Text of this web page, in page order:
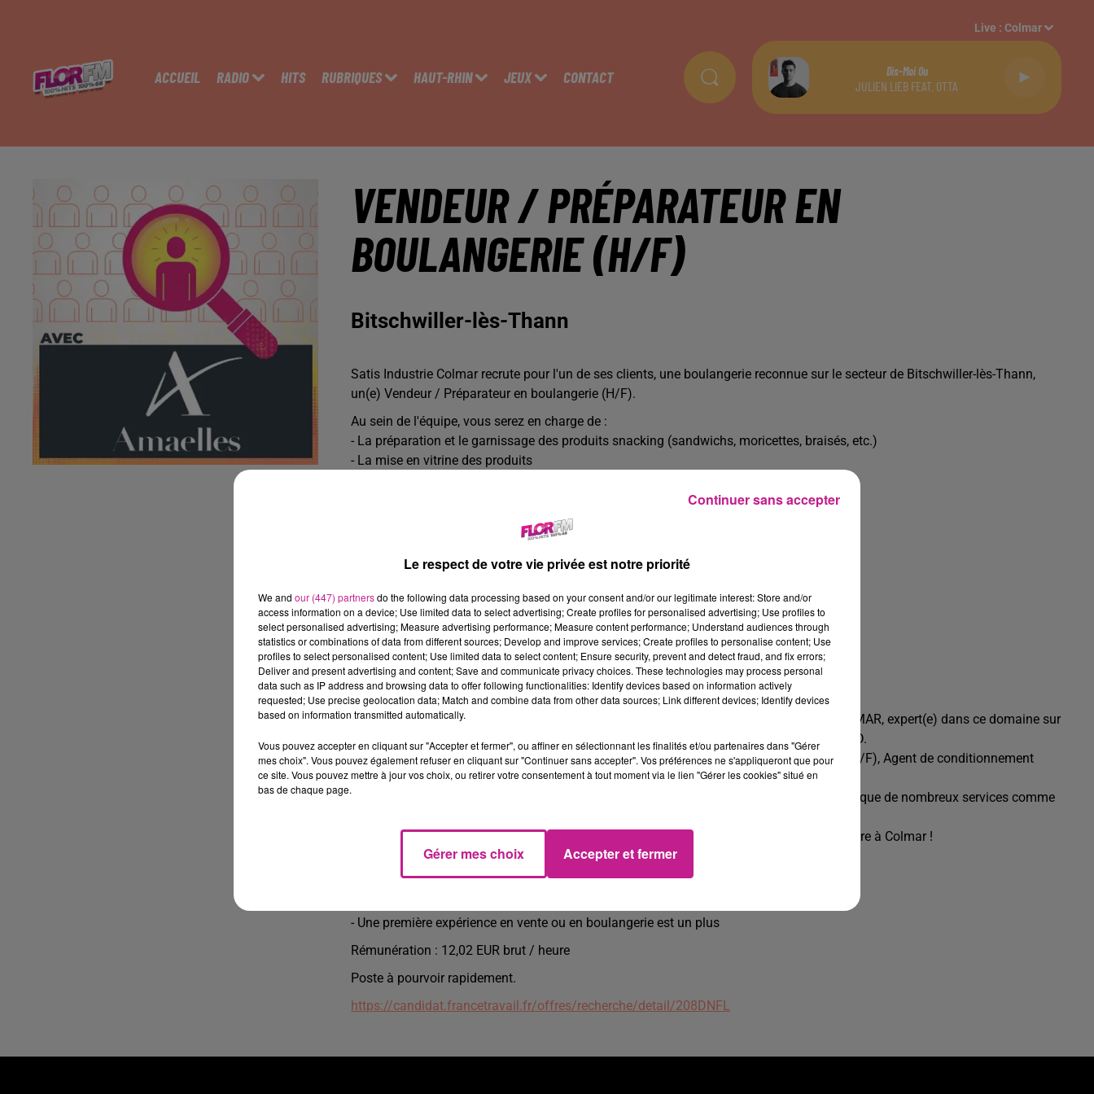
ACCUEIL RADIO HITS RUBRIQUES HAUT-RHIN JEUX CONTACT
Live :Colmar
Dis-Moi Ou
JULIEN LIEB FEAT. OTTA
VENDEUR / PRÉPARATEUR EN
BOULANGERIE (H/F)
Bitschwiller-lès-Thann
Satis Industrie Colmar recrute pour l'un de ses clients, une boulangerie reconnue sur le secteur de Bitschwiller-lès-Thann,
un(e) Vendeur / Préparateur en boulangerie (H/F).
Au sein de l'équipe, vous serez en charge de :
- La préparation et le garnissage des produits snacking (sandwichs, moricettes, braisés, etc.)
- La mise en vitrine des produits
- contrôle des DLC
Travail en horaires tournants :
- Matin : environ 5h00 - 13h30
- Journée : environ 9h00 - 17h00
- Après-midi : environ 12h00 - 20h30
Travail le samedi.
Repos : 2 jours par semaine dont le dimanche fixe. Satis JOBS CENTER INDUSTRIE COLMAR, expert(e) dans ce domaine sur
le secteur de Colmar, vous propose des contrats de l'intérim au CDI, en passant par le CDD.
Mécanicien monteur (H/F), Technicien de maintenance (H/F), Opérateur de production (H/F), Agent de conditionnement
(H/F),... Nous avons de multiples emplois pour vous.
Nous vous proposons quotidiennement des missions adaptées à vos compétences ainsi que de nombreux services comme
Vous pouvez nous rencontrer Marine, Angélique et Assia à l'agence située 11 rue de la Gare à Colmar !
Profil recherché
- Vous appréciez le contact client
- Une première expérience en vente ou en boulangerie est un plus
Rémunération : 12,02 EUR brut / heure
Poste à pourvoir rapidement.
https://candidat.francetravail.fr/offres/recherche/detail/208DNFL
Le respect de votre vie privée est notre priorité
We and our (447) partnersdo the following data processing based on your consent and/or our legitimate interest: Store and/or
access information on a device; Use limited data to select advertising; Create profiles for personalised advertising; Use profiles to
select personalised advertising; Measure advertising performance; Measure content performance; Understand audiences through
statistics or combinations of data from different sources; Develop and improve services; Create profiles to personalise content; Use
profiles to select personalised content; Use limited data to select content; Ensure security, prevent and detect fraud, and fix errors;
Deliver and present advertising and content; Save and communicate privacy choices. These technologies may process personal
data such as IP address and browsing data to offer following functionalities: Identify devices based on information actively
requested; Use precise geolocation data; Match and combine data from other data sources; Link different devices; Identify devices
based on information transmitted automatically.
Vous pouvez accepter en cliquant sur "Accepter et fermer", ou affiner en sélectionnant les finalités et/ou partenaires dans "Gérer
mes choix". Vous pouvez également refuser en cliquant sur "Continuer sans accepter". Vos préférences ne s'appliqueront que pour
ce site. Vous pouvez mettre à jour vos choix, ou retirer votre consentement à tout moment via le lien "Gérer les cookies" situé en
bas de chaque page.
Gérer mes choix Accepter et fermer
Continuer sans accepter